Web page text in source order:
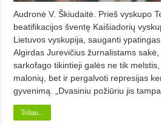
Audronė V. Škiudaitė. Prieš vyskupo
beatifikacijos šventę Kaišiadorių
Lietuvos vyskupija, sauganti
Algirdas Jurevičius žurnalistams
sarkofago tikintieji galės ne tik
malonių, bet ir pergalvoti represijas
gyvenimą. „Dvasiniu požiūriu jis
Toliau...